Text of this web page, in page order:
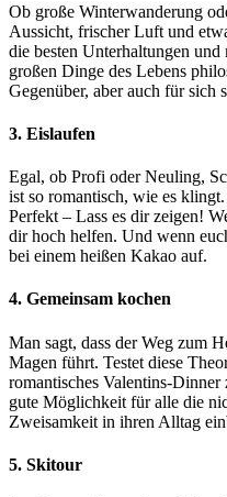
Ob große Winterwanderung
Aussicht, frischer Luft und
die besten Unterhaltungen
großen Dinge des Lebens
Gegenüber, aber auch für sich
3. Eislaufen
Egal, ob Profi oder Neuling,
ist so romantisch, wie es
Perfekt – Lass es dir zeigen!
dir hoch helfen. Und wenn
bei einem heißen Kakao auf.
4. Gemeinsam kochen
Man sagt, dass der Weg zum
Magen führt. Testet diese
romantisches Valentins-
gute Möglichkeit für alle die
Zweisamkeit in ihren Alltag
5. Skitour